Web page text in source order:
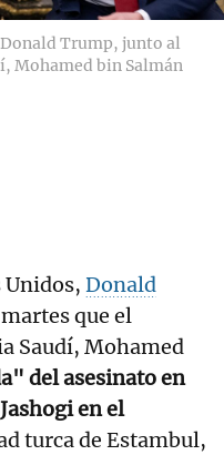
Trump, junto al
Mohamed bin Salmán
Unidos, Donald
que el
Saudí, Mohamed
del asesinato en
en el
turca de Estambul,